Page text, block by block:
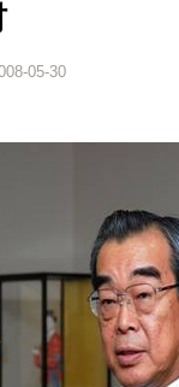
05-30